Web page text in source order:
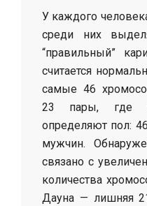
У каждого
среди них
“правильный”
считается
самые 46
23 пары, где
определяют пол:
мужчин.
связано с
количества
Дауна — лишняя